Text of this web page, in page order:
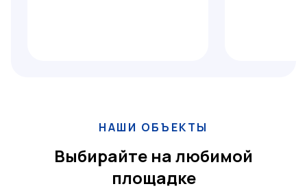
НАШИ ОБЪЕКТЫ
Выбирайте на любимой
площадке